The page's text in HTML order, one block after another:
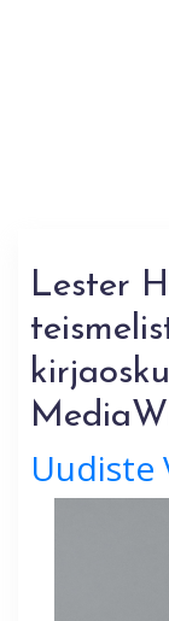
Lester
Uudiste